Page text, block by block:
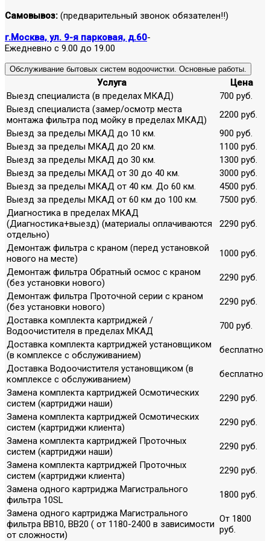
Самовывоз: (предварительный звонок обязателен!!)
г.Москва, ул. 9-я парковая, д.60-
Ежедневно с 9.00 до 19.00
Обслуживание бытовых систем водоочистки. Основные работы.
Услуга
Цена
Выезд специалиста (в пределах МКАД)
700 руб.
Выезд специалиста (замер/осмотр места
монтажа фильтра под мойку в пределах МКАД)
2200 руб.
Выезд за пределы МКАД до 10 км.
900 руб.
Выезд за пределы МКАД до 20 км.
1100 руб.
Выезд за пределы МКАД до 30 км.
1300 руб.
Выезд за пределы МКАД от 30 до 40 км.
3000 руб.
Выезд за пределы МКАД от 40 км. До 60 км.
4500 руб.
Выезд за пределы МКАД от 60 км до 100 км.
7500 руб.
Диагностика в пределах МКАД
(Диагностика+выезд) (материалы оплачиваются
отдельно)
2290 руб.
Демонтаж фильтра с краном (перед установкой
нового на месте)
1000 руб.
Демонтаж фильтра Обратный осмос с краном
(без установки нового)
2290 руб.
Демонтаж фильтра Проточной серии с краном
(без установки нового)
2290 руб.
Доставка комплекта картриджей /
Водоочистителя в пределах МКАД
700 руб.
Доставка комплекта картриджей установщиком
(в комплексе с обслуживанием)
бесплатно
Доставка Водоочистителя установщиком (в
комплексе с обслуживанием)
бесплатно
Замена комплекта картриджей Осмотических
систем (картриджи наши)
2290 руб.
Замена комплекта картриджей Осмотических
систем (картриджи клиента)
2290 руб.
Замена комплекта картриджей Проточных
систем (картриджи наши)
2290 руб.
Замена комплекта картриджей Проточных
систем (картриджи клиента)
2290 руб.
Замена одного картриджа Магистрального
фильтра 10SL
1800 руб.
Замена одного картриджа Магистрального
фильтра ВВ10, ВВ20 ( от 1180-2400 в зависимости
от сложности)
От 1800
руб.